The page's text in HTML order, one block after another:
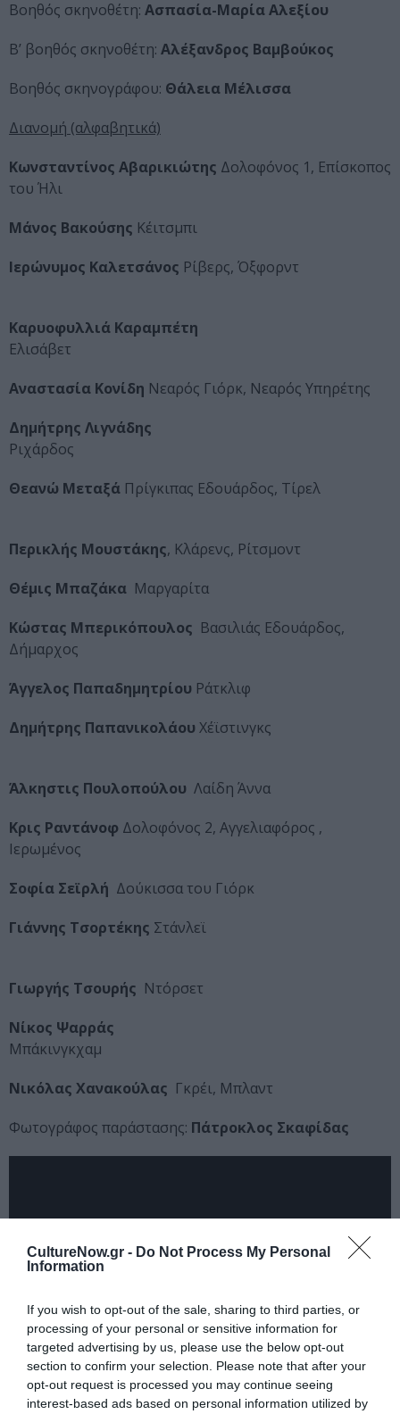
CultureNow.gr - Do Not Process My Personal
Information
If you wish to opt-out of the sale, sharing to third parties, or
processing of your personal or sensitive information for
targeted advertising by us, please use the below opt-out
section to confirm your selection. Please note that after your
opt-out request is processed you may continue seeing
interest-based ads based on personal information utilized by
Βοηθός σκηνοθέτη: Ασπασία-Μαρία Αλεξίου
Β’ βοηθός σκηνοθέτη: Αλέξανδρος Βαμβούκος
Βοηθός σκηνογράφου: Θάλεια Μέλισσα
Διανομή (αλφαβητικά)
Κωνσταντίνος Αβαρικιώτης Δολοφόνος 1, Επίσκοπος
του Ήλι
Μάνος Βακούσης Κέιτσμπι
Ιερώνυμος Καλετσάνος Ρίβερς, Όξφορντ
Καρυοφυλλιά Καραμπέτη
Ελισάβετ
Αναστασία Κονίδη Νεαρός Γιόρκ, Νεαρός Υπηρέτης
Δημήτρης Λιγνάδης
Ριχάρδος
Θεανώ Μεταξά Πρίγκιπας Εδουάρδος, Τίρελ
Περικλής Μουστάκης, Κλάρενς, Ρίτσμοντ
Θέμις Μπαζάκα Μαργαρίτα
Κώστας Μπερικόπουλος Βασιλιάς Εδουάρδος,
Δήμαρχος
Άγγελος Παπαδημητρίου Ράτκλιφ
Δημήτρης Παπανικολάου Χέϊστινγκς
Άλκηστις Πουλοπούλου Λαίδη Άννα
Κρις Ραντάνοφ Δολοφόνος 2, Αγγελιαφόρος ,
Ιερωμένος
Σοφία Σεϊρλή Δούκισσα του Γιόρκ
Γιάννης Τσορτέκης Στάνλεϊ
Γιωργής Τσουρής Ντόρσετ
Νίκος Ψαρράς
Μπάκινγκχαμ
Νικόλας Χανακούλας Γκρέι, Μπλαντ
Φωτογράφος παράστασης: Πάτροκλος Σκαφίδας